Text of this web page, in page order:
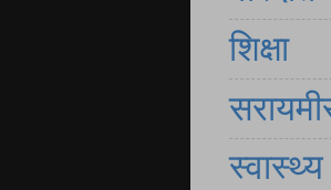
शिक्षा
स्वास्थ्य